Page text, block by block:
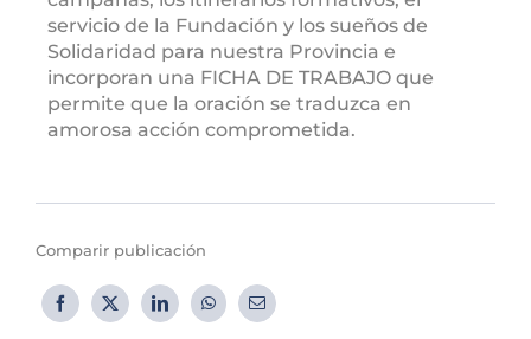
servicio de la Fundación y los sueños de
Solidaridad para nuestra Provincia e
incorporan una FICHA DE TRABAJO que
permite que la oración se traduzca en
amorosa acción comprometida.
Comparir publicación